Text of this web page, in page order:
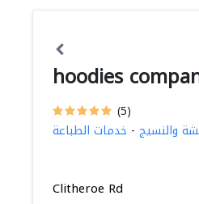
hoodies
(5)
والنسيج - خدمات الطباعة
Clitheroe Rd